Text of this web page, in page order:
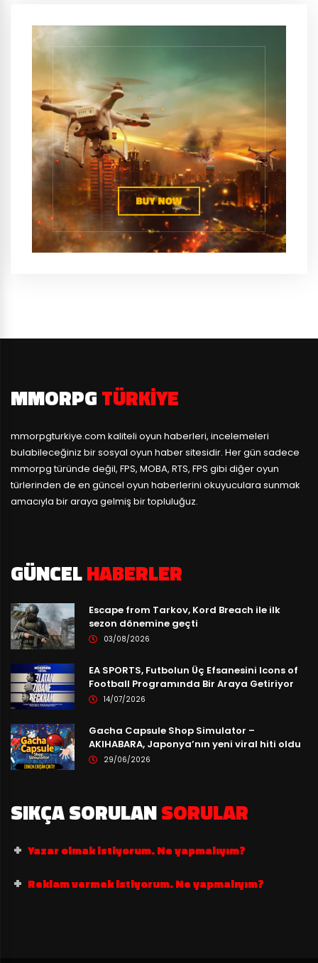
MMORPGTÜRKIYE
mmorpgturkiye.com kaliteli oyun haberleri, incelemeleri
bulabileceğiniz bir sosyal oyun haber sitesidir. Her gün sadece
mmorpg türünde değil, FPS, MOBA, RTS, FPS gibi diğer oyun
türlerinden de en güncel oyun haberlerini okuyuculara sunmak
amacıyla bir araya gelmiş bir topluluğuz.
GÜNCELHABERLER
Escape from Tarkov, Kord Breach ile ilk
sezon dönemine geçti
03/08/2026
EA SPORTS, Futbolun Üç Efsanesini Icons of
Football Programında Bir Araya Getiriyor
14/07/2026
Gacha Capsule Shop Simulator –
AKIHABARA, Japonya’nın yeni viral hiti oldu
29/06/2026
SIKÇA SORULANSORULAR
Yazar olmak istiyorum. Ne yapmalıyım?
Reklam vermek istiyorum. Ne yapmalıyım?